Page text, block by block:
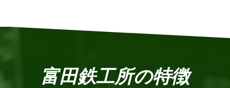
富田鉄工所の特徴